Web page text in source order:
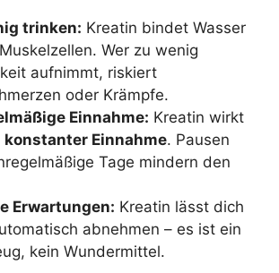
trinken: Kreatin bindet Wasser
Wer zu wenig
aufnimmt, riskiert
oder Krämpfe.
Einnahme: Kreatin wirkt
konstanter Einnahme. Pausen
Tage mindern den
Erwartungen: Kreatin lässt dich
abnehmen – es ist ein
kein Wundermittel.